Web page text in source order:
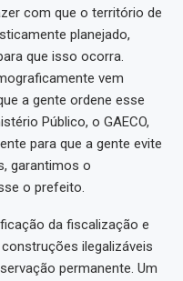
com que o território de
planejado,
que isso ocorra.
vem
a gente ordene esse
Público, o GAECO,
para que a gente evite
garantimos o
o prefeito.
da fiscalização e
ilegalizáveis
permanente. Um